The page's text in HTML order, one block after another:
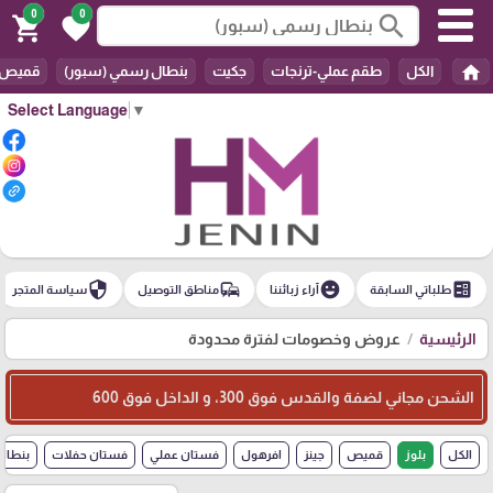
Select Language ▼
search
0
favorite
0
shopping_cart
home الكل طقم عملي-ترنجات جكيت بنطال رسمي (سبور)
ballotطلباتي السابقة emoji_emotionsآراء زبائننا commuteمناطق التوصيل securityسياسة المتجر
الرئيسية عروض وخصومات لفترة محدودة
الشحن مجاني لضفة والقدس فوق 300، و الداخل فوق 600
الكل بلوز قميص جينز افرهول فستان عملي فستان حفلات